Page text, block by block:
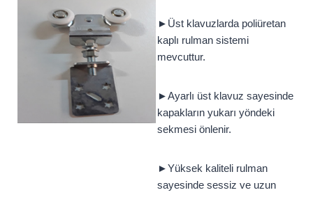
►Üst klavuzlarda poliüretan
kaplı rulman sistemi
mevcuttur.
►Ayarlı üst klavuz sayesinde
kapakların yukarı yöndeki
sekmesi önlenir.
►Yüksek kaliteli rulman
sayesinde sessiz ve uzun